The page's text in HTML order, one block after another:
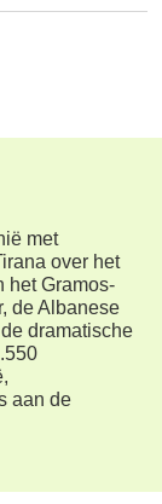
in nieuw
met
over het
het Gramos-
de Albanese
dramatische
aan de